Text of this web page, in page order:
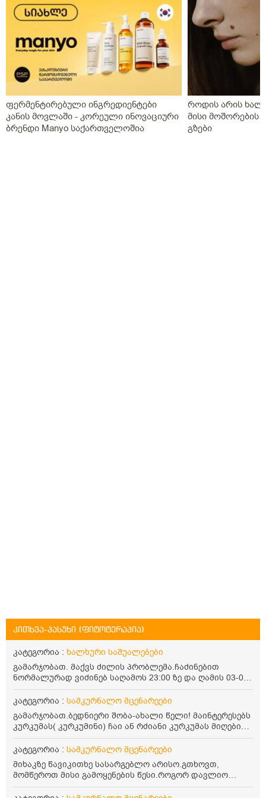
ფერმენტირებული ინგრედიენტები
კანის მოვლაში - კორეული ინოვაციური
ბრენდი Manyo საქართველოშია
როდის არის
მისი მოშორების
გზები
კითხვა-პასუხი (ფიტოტერაპია)
კატეგორია : ხალხური საშუალებები
გამარჯობათ. მაქვს ძილის პრობლემა.ჩაძინებით
ნორმალურად ვიძინებ საღამოს 23:00 ზე და ღამის 03-00
ან 04:00 საათზე მეღვიძება და მერე ვერ ვიძინებ
ვერაფრით.რამე ხალხური საშუალება თუ არის ამ
კატეგორია : სამკურნალო მცენარეები
გამარჯობათ.ბედნიერი შობა-ახალი წელი! მაინტერესებს
კურკუმას( კურკუმინი) ჩაი ან რძიანი კურკუმას მიღების
წესი. მაინტერესებდა და წავიკითხე ასეთი ინფორმაცია:
კურკუმას გააჩნია ანთების საწინააღმდეგო,
დამამშვიდებელი და ანტიოქსიდანტური თვისებები.ის
უნდა მივიღოთო ცხიმთან და შავ პილპილთან ერთად
ეფექტურობის მიზნით. 1) პირველი ვარიანტი არის ჩაი:
როგორ მივიღო კურკუმას ჩაი? უზმოზე,ჭამამდე თუ ჭამის
კატეგორია : სამკურნალო მცენარეები
მიხაკზე წავიკითხე სასარგებლო არისო.გთხოვთ,
მომწეროთ მისი გამოყენების წესი.როგორ დავლიო
მიხაკის ჩაი. ასევე მაინტერესებს ლეიკოციტები მაქვს